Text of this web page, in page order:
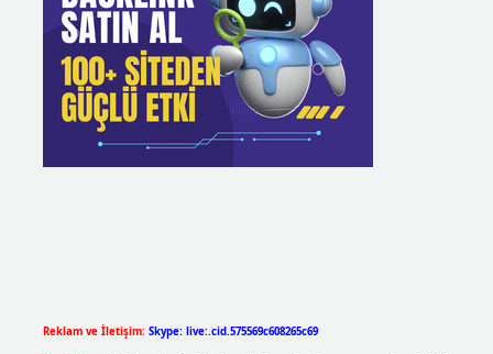
Reklam ve İletişim: Skype: live:.cid.575569c608265c69